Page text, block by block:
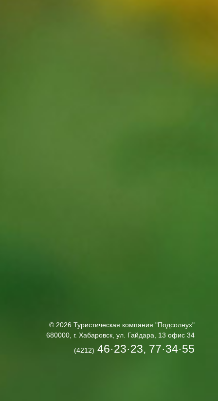
© 2026 Туристическая компания "Подсолнух"
680000, г. Хабаровск, ул. Гайдара, 13 офис 34
(4212) 46·23·23, 77·34·55